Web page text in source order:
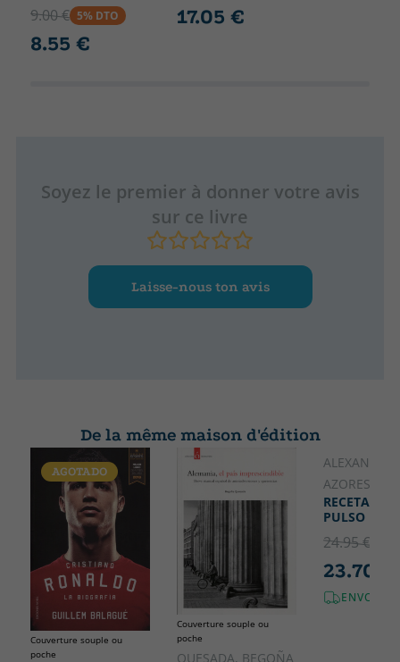
9.00 € 5% DTO
8.55 €
17.05 €
Soyez le premier à donner votre avis
sur ce livre
Laisse-nous ton avis
De la même maison d'édition
AGOTADO
Couverture souple ou
poche
Couverture souple ou
poche
QUESADA, BEGOÑA
ALEXANDRA
AZORES
RECETAS
PULSO
24.95 €
23.70 €
ENVOI